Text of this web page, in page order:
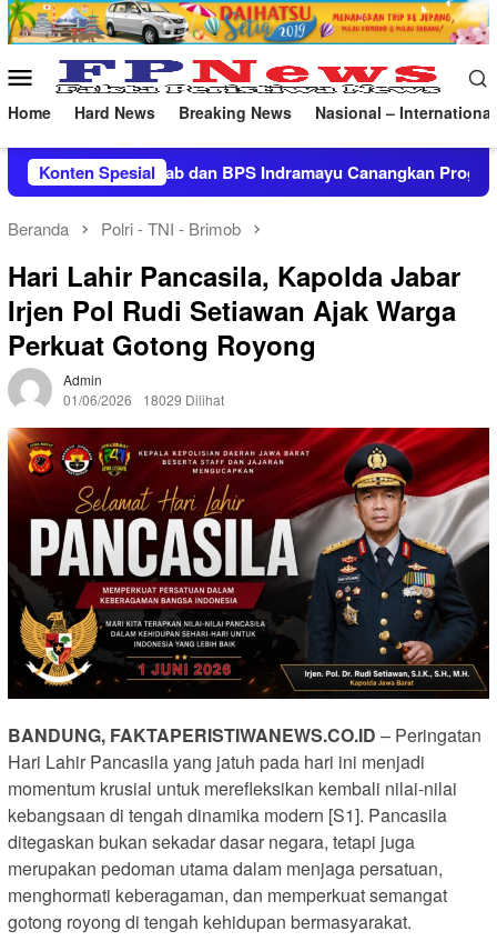
Loncat
ke
Menu
Mobile
Home Hard News Breaking News Nasional – International
Konten Spesial
Indramayu Canangkan Program Desa Cantik 2026
Beranda Polri - TNI - Brimob
Hari Lahir Pancasila, Kapolda Jabar
Irjen Pol Rudi Setiawan Ajak Warga
Perkuat Gotong Royong
Admin
01/06/2026
18029 Dilihat
BANDUNG, FAKTAPERISTIWANEWS.CO.ID – Peringatan
Hari Lahir Pancasila yang jatuh pada hari ini menjadi
momentum krusial untuk merefleksikan kembali nilai-nilai
kebangsaan di tengah dinamika modern [S1]. Pancasila
ditegaskan bukan sekadar dasar negara, tetapi juga
merupakan pedoman utama dalam menjaga persatuan,
menghormati keberagaman, dan memperkuat semangat
gotong royong di tengah kehidupan bermasyarakat.